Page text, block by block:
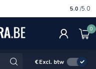
Voor
5.0 /5.0
0
€Excl. btw